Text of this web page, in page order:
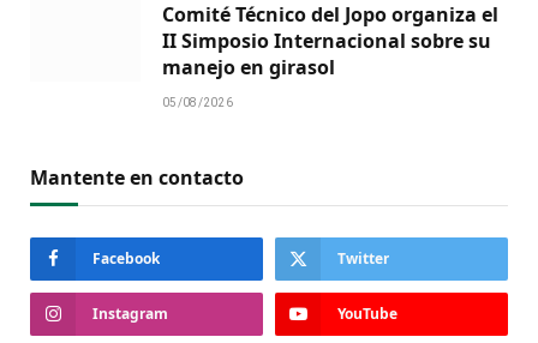
Comité Técnico del Jopo organiza el
II Simposio Internacional sobre su
manejo en girasol
05/08/2026
Mantente en contacto
Facebook Twitter
Instagram YouTube